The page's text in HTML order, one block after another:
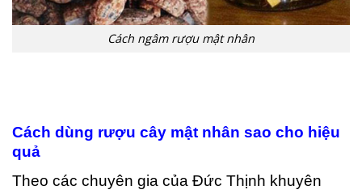
Cách ngâm rượu mật nhân
Cách dùng rượu cây mật nhân sao cho hiệu
quả
Theo các chuyên gia của Đức Thịnh khuyên